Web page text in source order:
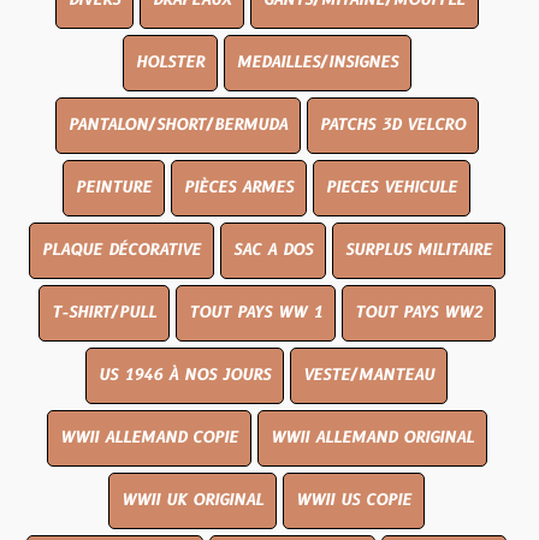
HOLSTER MEDAILLES/INSIGNES
PANTALON/SHORT/BERMUDA PATCHS 3D VELCRO
PEINTURE PIÈCES ARMES PIECES VEHICULE
PLAQUE DÉCORATIVE SAC A DOS SURPLUS MILITAIRE
T-SHIRT/PULL TOUT PAYS WW 1 TOUT PAYS WW2
US 1946 À NOS JOURS VESTE/MANTEAU
WWII ALLEMAND COPIE WWII ALLEMAND ORIGINAL
WWII UK ORIGINAL WWII US COPIE